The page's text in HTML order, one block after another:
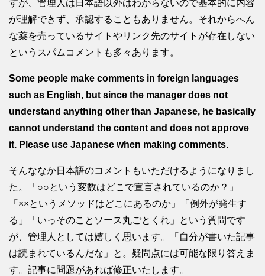
すが、管理人は日本語以外はわからないので基本的に内容
が理解できず、承認することもありません。それからへん
な薬を売っているサイトやリンク先のサイトが存在しない
というスパムコメントも多々あります。
Some people make comments in foreign languages
such as English, but since the manager does not
understand anything other than Japanese, he basically
cannot understand the content and does not approve
it. Please use Japanese when making comments.
そんななか日本語のコメントもいただけるようになりまし
た。「○○という変数はどこで宣言されているのか？」
「××というメソッドはどこにあるのか」「例外が発生す
る」「いっそのことソース丸ごとくれ」という質問です
が、管理人としては嬉しく思います。「自分が書いた記事
は読まれているんだな」と。疑問点には可能な限り答えま
す。記事に問題があれば修正いたします。